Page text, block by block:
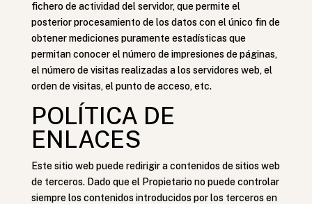
fichero de actividad del servidor, que permite el
posterior procesamiento de los datos con el único fin de
obtener mediciones puramente estadísticas que
permitan conocer el número de impresiones de páginas,
el número de visitas realizadas a los servidores web, el
orden de visitas, el punto de acceso, etc.
POLÍTICA DE
ENLACES
Este sitio web puede redirigir a contenidos de sitios web
de terceros. Dado que el Propietario no puede controlar
siempre los contenidos introducidos por los terceros en